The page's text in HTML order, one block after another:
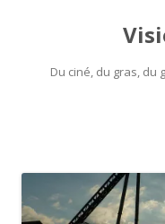
Du ciné, du gras, du